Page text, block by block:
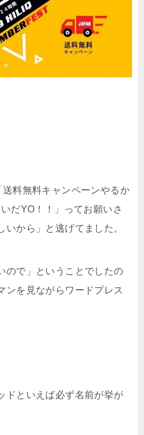
料無料キャンペーンやるか
だYO！！」ってお願いさ
から」と逃げてました。
ので」ということでしたの
ンを見ながらワードプレス
ドといえば必ず名前が挙が